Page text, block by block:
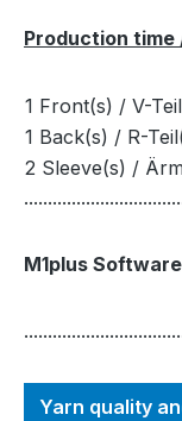
Production
1 Front(s) / V-
1 Back(s) / R-
2 Sleeve(s) /
M1plus
Yarn quality